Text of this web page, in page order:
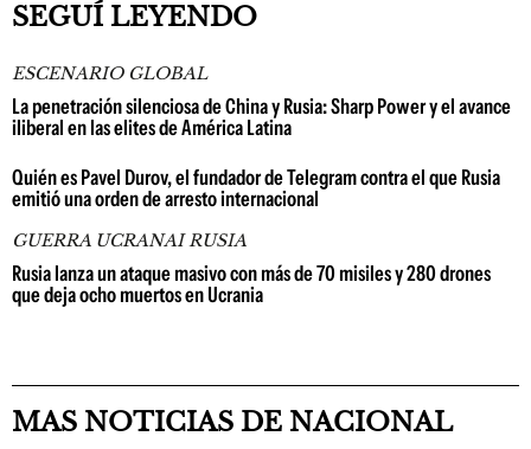
SEGUÍ LEYENDO
ESCENARIO GLOBAL
La penetración silenciosa de China y Rusia: Sharp Power y el avance
iliberal en las elites de América Latina
Quién es Pavel Durov, el fundador de Telegram contra el que Rusia
emitió una orden de arresto internacional
GUERRA UCRANAI RUSIA
Rusia lanza un ataque masivo con más de 70 misiles y 280 drones
que deja ocho muertos en Ucrania
MAS NOTICIAS DE NACIONAL